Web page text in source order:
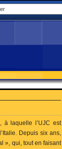
à laquelle l’UJC est
Depuis six ans,
», qui, tout en faisant